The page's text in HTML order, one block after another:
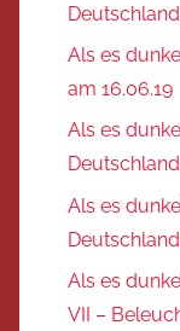
Deutschland
Als es
am 16.06.19
Als es
Deutschland
Als es
Als es
VII –